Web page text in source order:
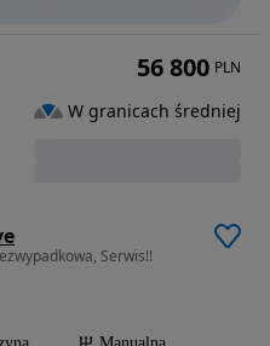
Serwis!!
56 800 PLN
W granicach średniej